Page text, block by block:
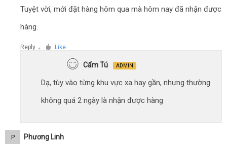
Tuyệt vời, mới đặt hàng hôm qua mà hôm nay đã nhận được
hàng.
Reply ● Like
Cẩm Tú ADMIN
Dạ, tùy vào từng khu vực xa hay gần, nhưng thường
không quá 2 ngày là nhận được hàng
P Phương Linh